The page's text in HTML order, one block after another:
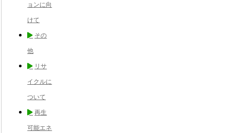
ョンに向
けて
その
他
リサ
イクルに
ついて
再生
可能エネ